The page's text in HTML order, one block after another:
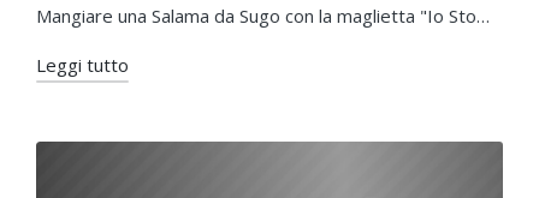
Mangiare una Salama da Sugo con la maglietta "Io Sto…
Leggi tutto